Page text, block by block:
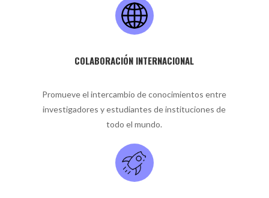
COLABORACIÓN INTERNACIONAL
Promueve el intercambio de conocimientos entre
investigadores y estudiantes de instituciones de
todo el mundo.